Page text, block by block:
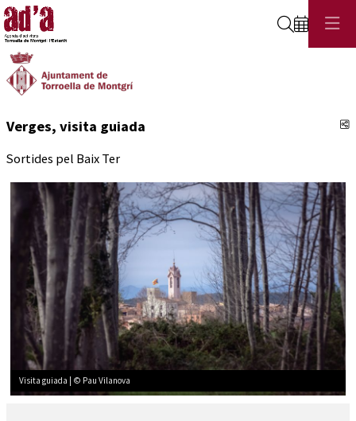
Cerca
Verges, visita guiada
Sortides pel Baix Ter
Visita guiada | © Pau Vilanova